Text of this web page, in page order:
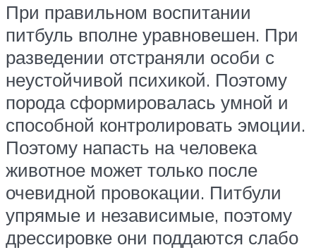
При правильном воспитании
питбуль вполне уравновешен. При
разведении отстраняли особи с
неустойчивой психикой. Поэтому
порода сформировалась умной и
способной контролировать эмоции.
Поэтому напасть на человека
животное может только после
очевидной провокации. Питбули
упрямые и независимые, поэтому
дрессировке они поддаются слабо